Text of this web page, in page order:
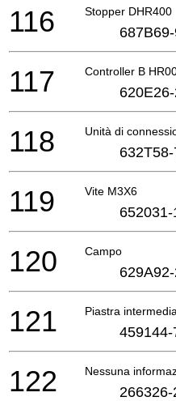
Stopper DHR400
116
Controller B
117
Unità di
118
Vite M3X6
119 652031-
Campo
120
Piastra
121 459144-
Nessuna
122 266326-